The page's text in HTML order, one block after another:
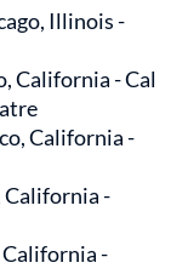
Illinois -
California - Cal
California -
California -
California -